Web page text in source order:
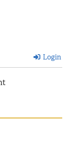
Login